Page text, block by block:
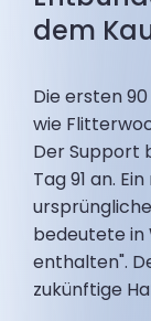
dem
Die ersten
wie
Der Support
Tag 91 an.
bedeutete in
enthalten".
zukünftige